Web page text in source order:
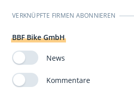
VERKNÜPFTE FIRMEN ABONNIEREN
BBF Bike GmbH
News
Kommentare